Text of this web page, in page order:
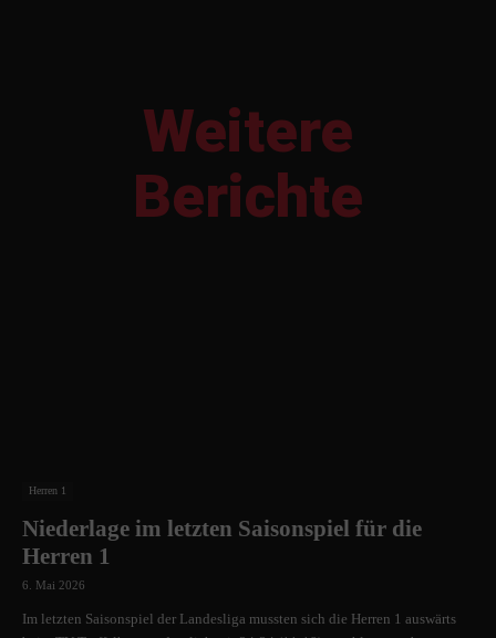
Weitere
Berichte
Herren 1
Niederlage im letzten Saisonspiel für die
Herren 1
6. Mai 2026
Im letzten Saisonspiel der Landesliga mussten sich die Herren 1 auswärts